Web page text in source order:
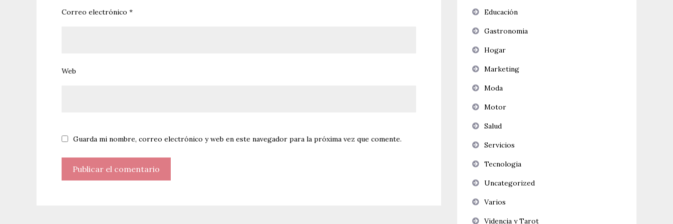
Correo electrónico *
Web
Guarda mi nombre, correo electrónico y web en este navegador para la próxima vez que comente.
Educación
Gastronomia
Hogar
Marketing
Moda
Motor
Salud
Servicios
Tecnologia
Uncategorized
Varios
Videncia y Tarot